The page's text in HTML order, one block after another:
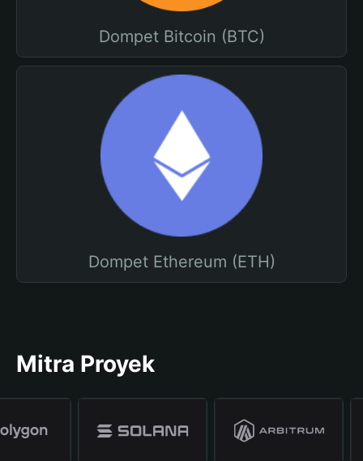
Dompet Bitcoin (BTC)
Dompet Ethereum (ETH)
Mitra Proyek